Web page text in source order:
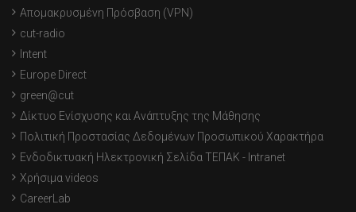
Απομακρυσμένη Πρόσβαση (VPN)
cut-radio
Intent
Europe Direct
green@cut
Δίκτυο Ενίσχυσης και Ανάπτυξης της Μάθησης
Πολιτική Προστασίας Δεδομένων Προσωπικού Χαρακτήρα
Ενδοδικτυακή Ηλεκτρονική Σελίδα ΤΕΠΑΚ - Intranet
Χρήσιμα videos
CareerLab